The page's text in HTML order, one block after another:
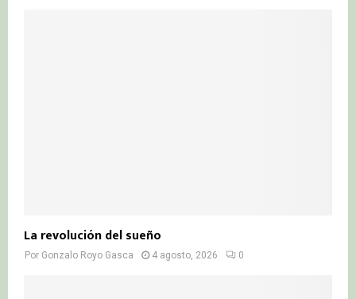
La revolución del sueño
Por Gonzalo Royo Gasca 4 agosto, 2026 0